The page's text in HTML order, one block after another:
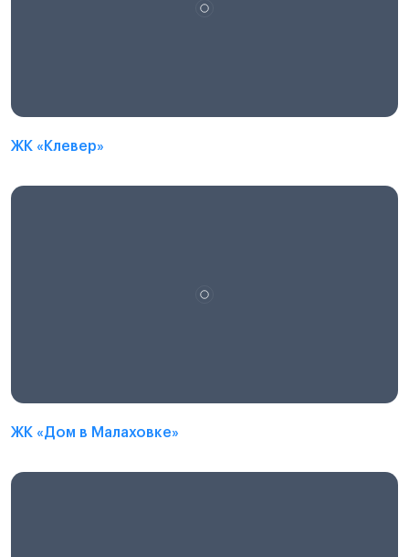
ЖК «Клевер»
ЖК «Дом в Малаховке»